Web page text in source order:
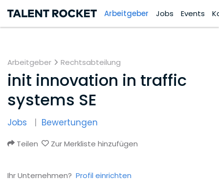
Arbeitgeber Jobs Events
Arbeitgeber Rechtsabteilung
init innovation in traffic
systems SE
Jobs Bewertungen
Teilen Zur Merkliste hinzufügen
Ihr Unternehmen? Profil einrichten